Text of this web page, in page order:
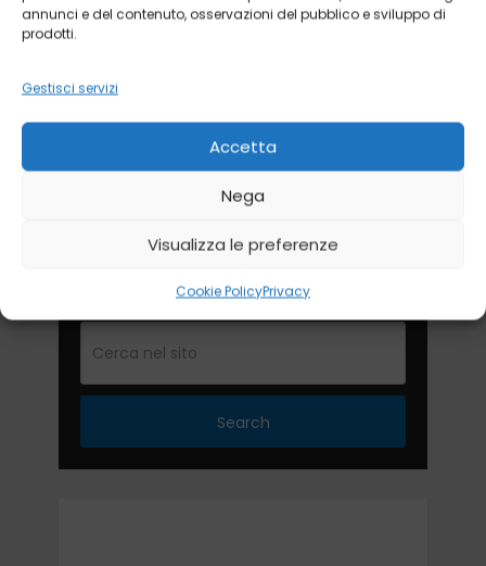
annunci e del contenuto, osservazioni del pubblico e sviluppo di
prodotti.
Gestisci servizi
Accetta
Nega
Visualizza le preferenze
Cookie PolicyPrivacy
Search